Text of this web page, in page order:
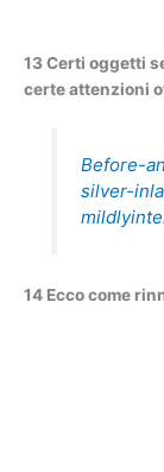
13 Certi oggetti
certe attenzioni
Before-
silver-
14 Ecco come